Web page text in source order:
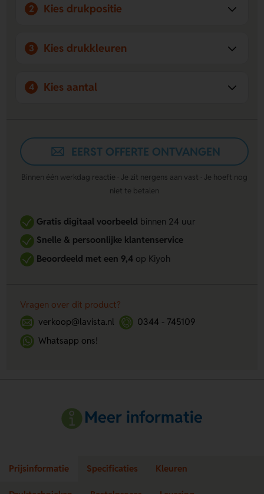
2 Kies drukpositie
3 Kies drukkleuren
4 Kies aantal
EERST OFFERTE ONTVANGEN
Binnen één werkdag reactie · Je zit nergens aan vast · Je hoeft nog
niet te betalen
Gratis digitaal voorbeeldbinnen 24 uur
Snelle & persoonlijke klantenservice
Beoordeeld met een 9,4op Kiyoh
Vragen over dit product?
verkoop@lavista.nl
0344 - 745109
Whatsapp ons!
Meer informatie
Prijsinformatie Specificaties Kleuren